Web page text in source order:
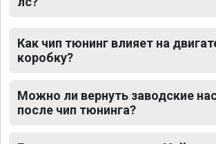
Как чип тюнинг влияет на
коробку?
Можно ли вернуть заводские
после чип тюнинга?